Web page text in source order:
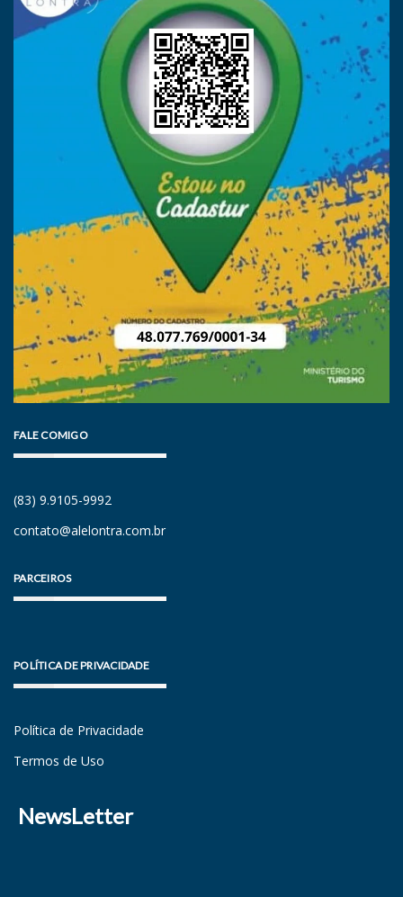
FALE COMIGO
(83) 9.9105-9992
contato@alelontra.com.br
PARCEIROS
POLÍTICA DE PRIVACIDADE
Política de Privacidade
Termos de Uso
NewsLetter